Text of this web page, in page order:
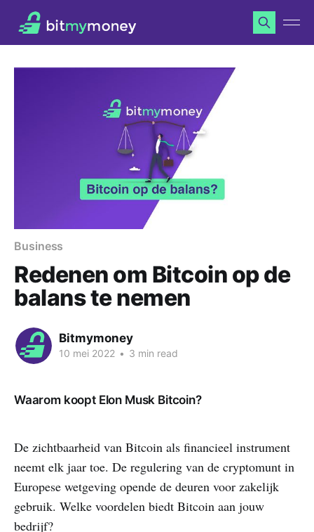
Business
Redenen om Bitcoin op de
balans te nemen
Bitmymoney
10 mei 2022 • 3 min read
Waarom koopt Elon Musk Bitcoin?
De zichtbaarheid van Bitcoin als financieel instrument
neemt elk jaar toe. De regulering van de cryptomunt in
Europese wetgeving opende de deuren voor zakelijk
gebruik. Welke voordelen biedt Bitcoin aan jouw
bedrijf?